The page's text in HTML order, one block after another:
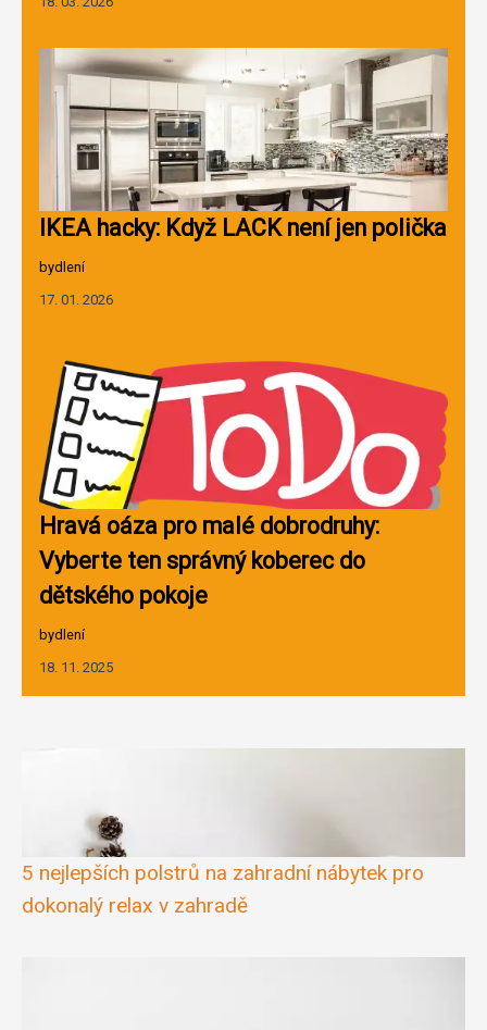
IKEA hacky: Když LACK není jen polička
bydlení
17. 01. 2026
Hravá oáza pro malé dobrodruhy:
Vyberte ten správný koberec do
dětského pokoje
bydlení
18. 11. 2025
5 nejlepších polstrů na zahradní nábytek pro
dokonalý relax v zahradě